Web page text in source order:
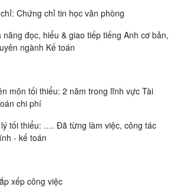
Chứng chỉ tin học văn phòng
đọc, hiểu & giao tiếp tiếng Anh cơ bản,
ngành Kế toán
môn tối thiểu: 2 năm trong lĩnh vực Tài
chi phí
tối thiểu: …. Đã từng làm việc, công tác
- kế toán
xếp công việc